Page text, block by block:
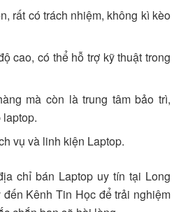
rất có trách nhiệm, không kì kèo
cao, có thể hỗ trợ kỹ thuật trong
mà còn là trung tâm bảo trì,
vụ và linh kiện Laptop.
chỉ bán Laptop uy tín tại Long
Kênh Tin Học để trải nghiệm